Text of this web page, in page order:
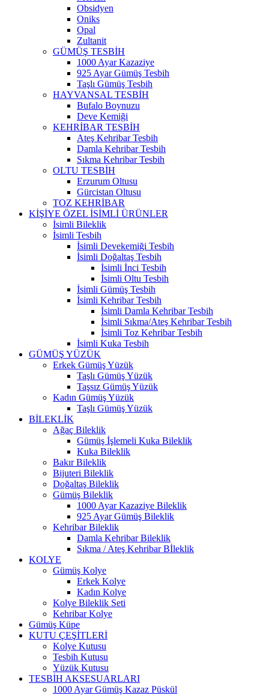
Obsidyen
Oniks
Opal
Zultanit
GÜMÜŞ TESBİH
1000 Ayar Kazaziye
925 Ayar Gümüş Tesbih
Taşlı Gümüş Tesbih
HAYVANSAL TESBİH
Bufalo Boynuzu
Deve Kemiği
KEHRİBAR TESBİH
Ateş Kehribar Tesbih
Damla Kehribar Tesbih
Sıkma Kehribar Tesbih
OLTU TESBİH
Erzurum Oltusu
Gürcistan Oltusu
TOZ KEHRİBAR
KİŞİYE ÖZEL İSİMLİ ÜRÜNLER
İsimli Bileklik
İsimli Tesbih
İsimli Devekemiği Tesbih
İsimli Doğaltaş Tesbih
İsimli İnci Tesbih
İsimli Oltu Tesbih
İsimli Gümüş Tesbih
İsimli Kehribar Tesbih
İsimli Damla Kehribar Tesbih
İsimli Sıkma/Ateş Kehribar Tesbih
İsimli Toz Kehribar Tesbih
İsimli Kuka Tesbih
GÜMÜŞ YÜZÜK
Erkek Gümüş Yüzük
Taşlı Gümüş Yüzük
Taşsız Gümüş Yüzük
Kadın Gümüş Yüzük
Taşlı Gümüş Yüzük
BİLEKLİK
Ağaç Bileklik
Gümüş İşlemeli Kuka Bileklik
Kuka Bileklik
Bakır Bileklik
Bijuteri Bileklik
Doğaltaş Bileklik
Gümüş Bileklik
1000 Ayar Kazaziye Bileklik
925 Ayar Gümüş Bileklik
Kehribar Bileklik
Damla Kehribar Bileklik
Sıkma / Ateş Kehribar Bİleklik
KOLYE
Gümüş Kolye
Erkek Kolye
Kadın Kolye
Kolye Bileklik Seti
Kehribar Kolye
Gümüş Küpe
KUTU ÇEŞİTLERİ
Kolye Kutusu
Tesbih Kutusu
Yüzük Kutusu
TESBİH AKSESUARLARI
1000 Ayar Gümüş Kazaz Püskül